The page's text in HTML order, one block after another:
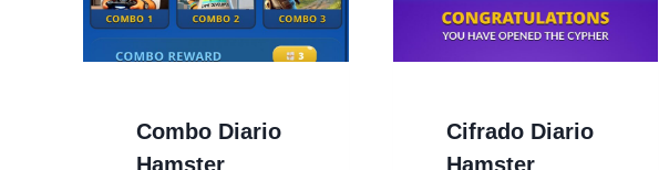
Combo Diario
Hamster
Cifrado Diario
Hamster